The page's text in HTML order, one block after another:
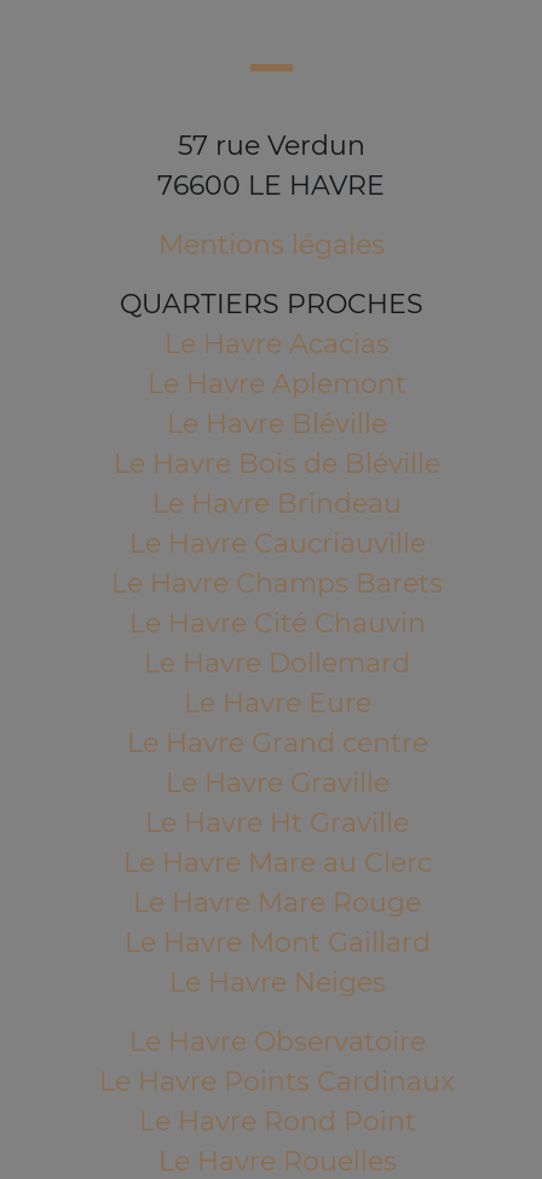
57 rue Verdun
76600 LE HAVRE
Mentions légales
QUARTIERS PROCHES
Le Havre Acacias
Le Havre Aplemont
Le Havre Bléville
Le Havre Bois de Bléville
Le Havre Brindeau
Le Havre Caucriauville
Le Havre Champs Barets
Le Havre Cité Chauvin
Le Havre Dollemard
Le Havre Eure
Le Havre Grand centre
Le Havre Graville
Le Havre Ht Graville
Le Havre Mare au Clerc
Le Havre Mare Rouge
Le Havre Mont Gaillard
Le Havre Neiges
Le Havre Observatoire
Le Havre Points Cardinaux
Le Havre Rond Point
Le Havre Rouelles